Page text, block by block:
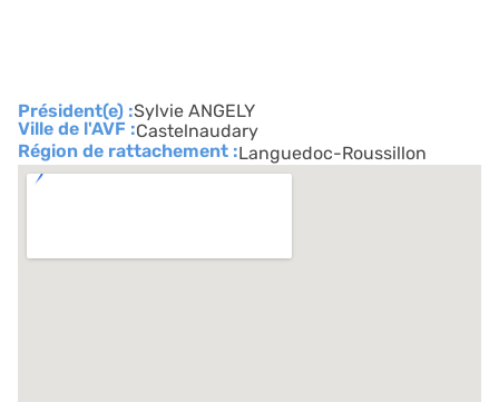
Président(e) :Sylvie ANGELY
Ville de l'AVF :Castelnaudary
Région de rattachement :Languedoc-Roussillon